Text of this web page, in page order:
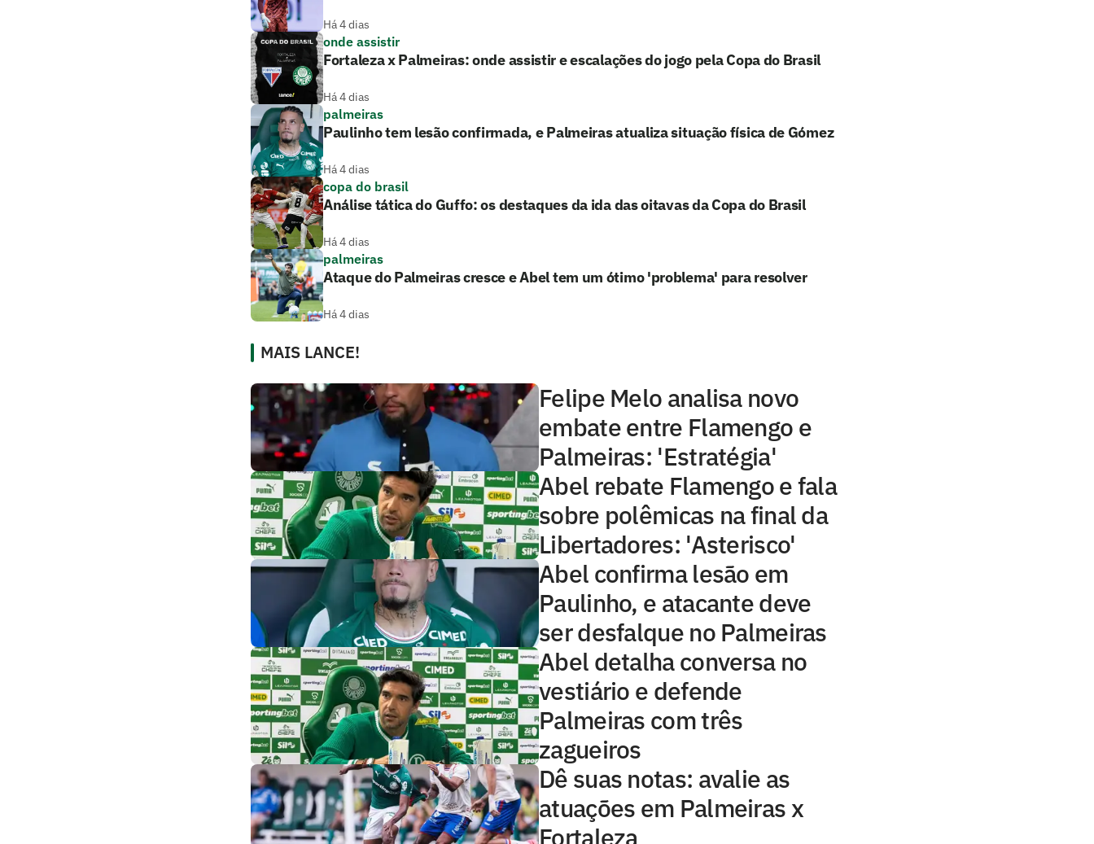
Há 4 dias
onde assistir
Fortaleza x Palmeiras: onde assistir e escalações do jogo pela Copa do Brasil
Há 4 dias
palmeiras
Paulinho tem lesão confirmada, e Palmeiras atualiza situação física de Gómez
Há 4 dias
copa do brasil
Análise tática do Guffo: os destaques da ida das oitavas da Copa do Brasil
Há 4 dias
palmeiras
Ataque do Palmeiras cresce e Abel tem um ótimo 'problema' para resolver
Há 4 dias
MAIS LANCE!
Felipe Melo analisa novo
embate entre Flamengo e
Palmeiras: 'Estratégia'
Abel rebate Flamengo e fala
sobre polêmicas na final da
Libertadores: 'Asterisco'
Abel confirma lesão em
Paulinho, e atacante deve
ser desfalque no Palmeiras
Abel detalha conversa no
vestiário e defende
Palmeiras com três
zagueiros
Dê suas notas: avalie as
atuações em Palmeiras x
Fortaleza